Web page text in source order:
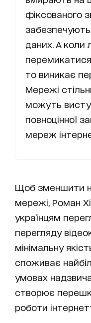
фіксованого
даних. А
перемикатися
то виникає
Мережі
можуть
повноцінної
мереж
Щоб зменшити
мережі, Роман
українцям
перегляду
мінімальну
споживає
умовах
створює
роботи